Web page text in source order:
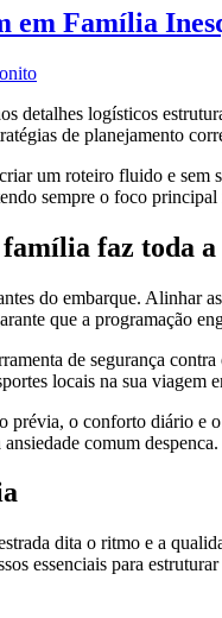
em Família
detalhes logísticos
de planejamento
um roteiro fluido e sem
sempre o foco
faz toda
do embarque. Alinhar
que a programação
de segurança
locais na sua viagem
prévia, o conforto diário e o
comum
dita o ritmo e a
essenciais para